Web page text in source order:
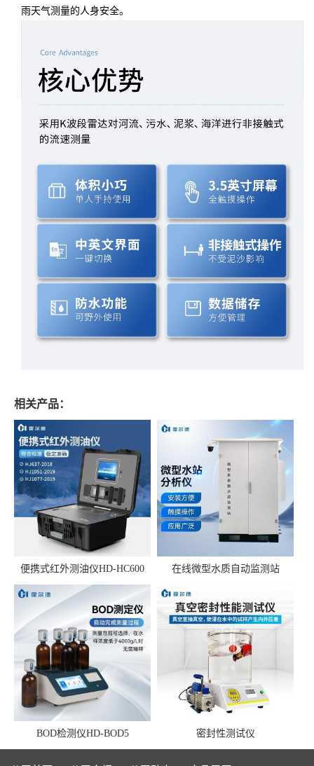
雨天气测量的人身安全。
相关产品：
便携式红外测油仪HD-HC600 在线微型水质自动监测站
BOD检测仪HD-BOD5 密封性测试仪